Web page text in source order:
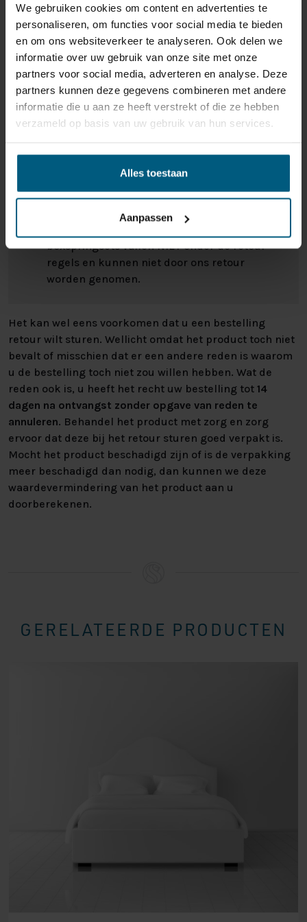
We gebruiken cookies om content en advertenties te
personaliseren, om functies voor social media te bieden
en om ons websiteverkeer te analyseren. Ook delen we
informatie over uw gebruik van onze site met onze
partners voor social media, adverteren en analyse. Deze
partners kunnen deze gegevens combineren met andere
informatie die u aan ze heeft verstrekt of die ze hebben
verzameld op basis van uw gebruik van hun services.
Alles toestaan
Aanpassen
Verder verstelbare lighoogte, van circa 25 tot 80cm
met een tussenstop op 38cm hoogte (zonder
TWEEPERSOONS UITVOERING
DAKOTA CAREFLEX
als tweepersoons ledikant. Bij deze uitvoering kunnen
beide helften van het bed tegelijk omhoog gezet
liggen ook tegen elkaar aan. Daarbij zijn de rug- en
knieondersteuning onafhankelijk van elkaar te
bedienen.
Hebben u en uw partner verschillende zorgbehoeftes?
Dat is bij dit bed dus geen enkel probleem! De helften
werk van de verzorging een stuk makkelijker maakt.
Het perfecteop maat gemaakte bed vindt u natuurlijk
bij Nederlands Slaapcentrum. Wilt u ons assortiment
met eigen ogen komen bekijken, heeft u behoefte aan
persoonlijk advies of heeft u andere vragen? Dan bent
u altijd van harte welkom om langs te komen in één van
onze vestigingen!
Kijk voor alle specificaties in het overzicht hiernaast.
Heeft U interesse? Kijk bij “zelf samenstellen” voor alle
mogelijkheden om uw perfecte bed samen te stellen!
ONS RETOURBELEID
Gepersonaliseerde artikelen zoals
boxspringsets vallen NIET onder de retour
regels en kunnen niet door ons retour
worden genomen.
Het kan wel eens voorkomen dat u een bestelling
retour wilt sturen. Wellicht omdat het product toch niet
bevalt of misschien dat er een andere reden is waarom
u de bestelling toch niet zou willen hebben. Wat de
reden ook is, u heeft het recht uw bestelling tot 14
dagen na ontvangst zonder opgave van reden te
annuleren. Behandel het product met zorg en zorg
ervoor dat deze bij het retour sturen goed verpakt is.
Mocht het product beschadigd zijn of is de verpakking
meer beschadigd dan nodig, dan kunnen we deze
waardevermindering van het product aan u
doorberekenen.
GERELATEERDE PRODUCTEN